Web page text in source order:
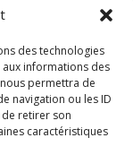
des technologies
informations des
permettra de
navigation ou les ID
de retirer son
caractéristiques